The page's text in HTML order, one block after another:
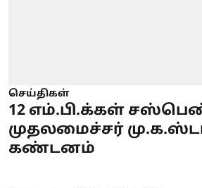
செய்திகள்
12 எம்.பி.க்கள்
முதலமைச்சர்
கண்டனம்